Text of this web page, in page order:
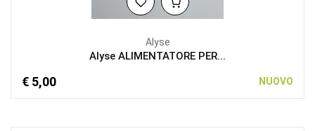
Alyse
Alyse ALIMENTATORE PER...
€ 5,00 NUOVO